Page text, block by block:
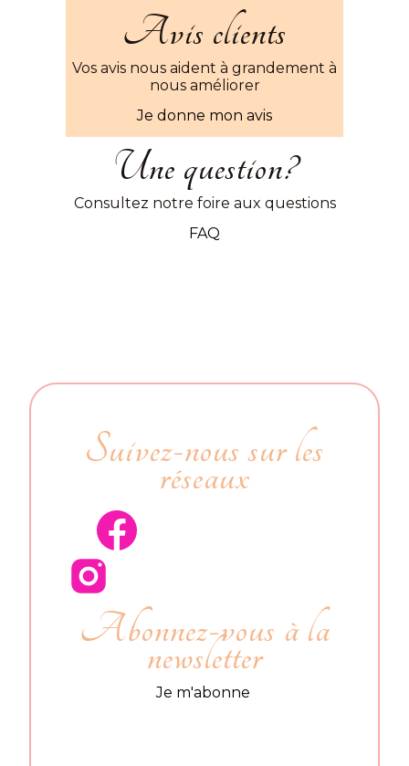
Avis clients
Vos avis nous aident à grandement à
nous améliorer
Je donne mon avis
Une question?
Consultez notre foire aux questions
FAQ
Suivez-nous sur les
réseaux
Abonnez-vous à la
newsletter
Je m'abonne